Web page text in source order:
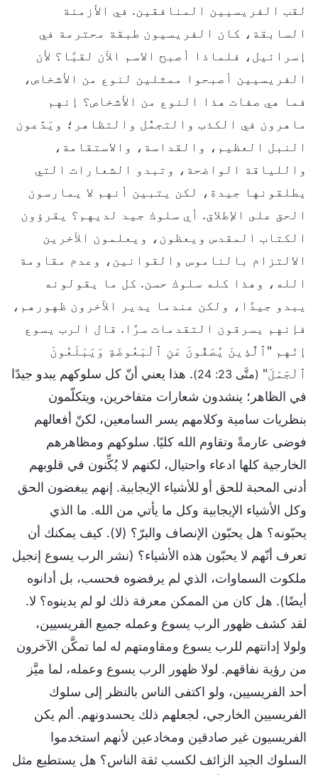
لقب الفريسيين المنافقين. في الأزمنة
السابقة، كان الفريسيون طبقة محترمة في
إسرائيل، فلماذا أصبح الاسم الآن لقبًا؟ لأن
الفريسيين أصبحوا ممثلين لنوع من الأشخاص،
فما هي صفات هذا النوع من الأشخاص؟ إنهم
ماهرون في الكذب والتجمُّل والتظاهر؛ ويَدَّعون
النبل العظيم، والقداسة، والاستقامة،
واللياقة الواضحة، وتبدو الشعارات التي
يطلقونها جيدة، لكن يتبين أنهم لا يمارسون
الحق على الإطلاق. أي سلوك جيد لديهم؟ يقرؤون
الكتاب المقدس ويعظون، ويعلمون الآخرين
الالتزام بالناموس والقوانين، وعدم مقاومة
الله، وهذا كله سلوك حسن. كل ما يقولونه
يبدو جيدًا، ولكن عندما يدير الآخرون ظهورهم،
فإنهم يسرقون التقدمات سرًا. قال الرب يسوع
إنّهم "ٱلَّذِينَ يُصَفُّونَ عَنِ ٱلْبَعُوضَةِ وَيَبْلَعُونَ
ٱلْجَمَلَ" (متَّى 23: 24)
. هذا يعني أنّ كل سلوكهم يبدو جيدًا
في الظاهر؛ ينشدون شعارات متفاخرين، ويتكلّمون
بنظريات سامية وكلامهم يسر السامعين، لكنّ أفعالهم
فوضى عارمةً وتقاوم الله كليًا. سلوكهم ومظاهرهم
الخارجية كلها ادعاء واحتيال، لكنهم لا يُكِّنون في قلوبهم
أدنى المحبة للحق أو للأشياء الإيجابية. إنهم يبغضون الحق
وكل الأشياء الإيجابية وكل ما يأتي من الله. ما الذي
يحبّونه؟ هل يحبّون الإنصاف والبرّ؟ (لا). كيف يمكنك أن
تعرف أنّهم لا يحبّون هذه الأشياء؟ (نشر الرب يسوع إنجيل
ملكوت السماوات، الذي لم يرفضوه فحسب، بل أدانوه
أيضًا). هل كان من الممكن معرفة ذلك لو لم يدينوه؟ لا.
لقد كشف ظهور الرب يسوع وعمله جميع الفريسيين،
ولولا إدانتهم للرب يسوع ومقاومتهم له لما تمكَّن الآخرون
من رؤية نفاقهم. لولا ظهور الرب يسوع وعمله، لما ميَّز
أحد الفريسيين، ولو اكتفى الناس بالنظر إلى سلوك
الفريسيين الخارجي، لجعلهم ذلك يحسدونهم. ألم يكن
الفريسيون غير صادقين ومخادعين لأنهم استخدموا
السلوك الجيد الزائف لكسب ثقة الناس؟ هل يستطيع مثل